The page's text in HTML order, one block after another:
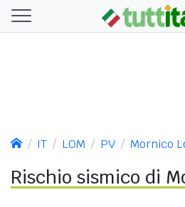
IT LOM PV Mornico
Rischio sismico di